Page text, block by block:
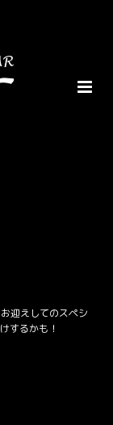
迎えしてのスペシ
するかも！